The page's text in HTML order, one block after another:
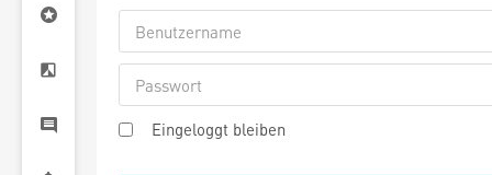
Eingeloggt bleiben